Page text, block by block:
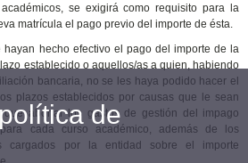
se exigirá como requisito para la
matrícula el pago previo del importe de ésta.
hayan hecho efectivo el pago del importe de la
establecido o aquellos/as a quien, habiendo
bancaria, no se les haya podido hacer el
plazos establecidos por causas que le sean
que abonar los gastos de gestión del impago
cada curso académico, además de los
cargados por la entidad sobre el importe
de